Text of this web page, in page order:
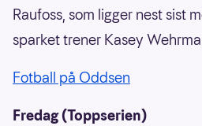
Raufoss, som ligger nest sist
sparket trener Kasey
Fotball på Oddsen
Fredag (Toppserien)